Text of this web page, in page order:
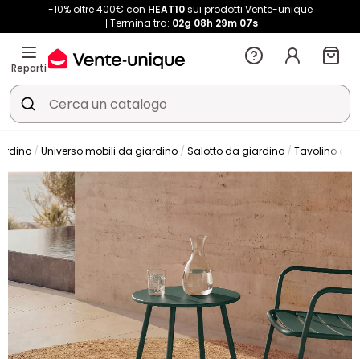
-10% oltre 400€ con HEAT10sui prodotti Vente-unique
Termina tra: 02g 08h 29m 05s
Reparti
Universo mobili da giardino Salotto da giardino Tavolino da